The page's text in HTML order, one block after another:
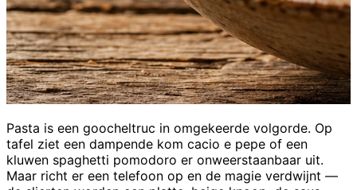
Pasta is een goocheltruc in omgekeerde volgorde. Op
tafel ziet een dampende kom cacio e pepe of een
kluwen spaghetti pomodoro er onweerstaanbaar uit.
Maar richt er een telefoon op en de magie verdwijnt —